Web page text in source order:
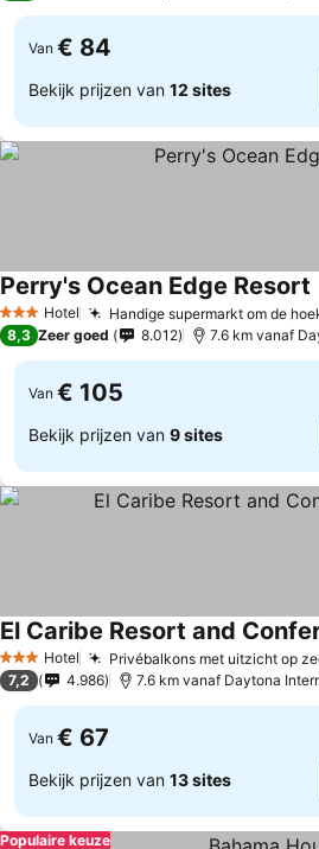
Van € 84
Bekijk prijzen van 12 sites
3 SterrenHotel Handige supermarkt om de
Perry's Ocean Edge Resort
8,3 Zeer goed 8.012 7.6 km vanaf
Van € 105
Bekijk prijzen van 9 sites
3 SterrenHotel Privébalkons met uitzicht op
El Caribe Resort and
7,2 4.986 7.6 km vanaf Daytona
Van € 67
Bekijk prijzen van 13 sites
Populaire keuze